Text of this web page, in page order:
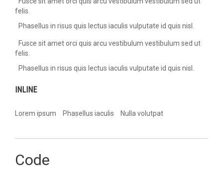
felis.
Phasellus in risus quis lectus iaculis vulputate id quis nisl.
Fusce sit amet orci quis arcu vestibulum vestibulum sed ut
felis.
Phasellus in risus quis lectus iaculis vulputate id quis nisl.
INLINE
Lorem ipsum Phasellus iaculis Nulla volutpat
Code